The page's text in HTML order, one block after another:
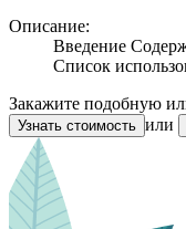
Описание:
Введение
Список
Закажите подобную
Узнать стоимость или